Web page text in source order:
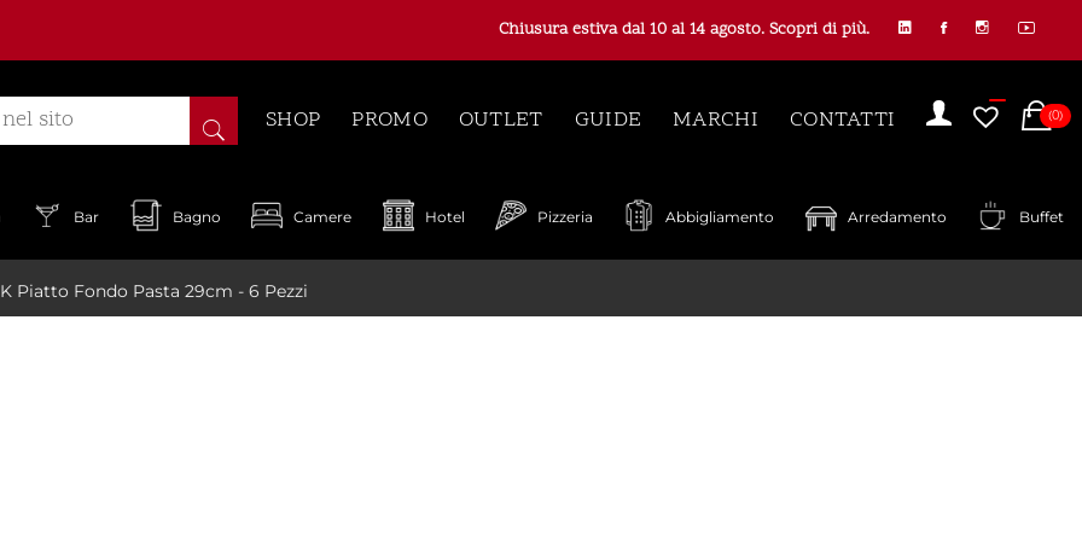
Chiusura estiva dal 10 al 14 agosto. Scopri di più.
SHOP PROMO OUTLET GUIDE MARCHI CONTATTI (0)
Bar Bagno Camere Hotel Pizzeria Abbigliamento Arredamento Buffet
Piatto Fondo Pasta 29cm - 6 Pezzi